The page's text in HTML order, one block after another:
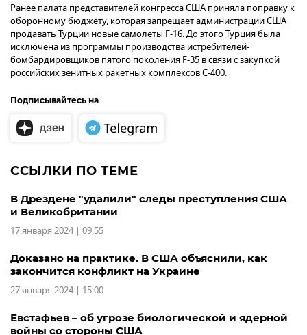
Ранее палата представителей конгресса США приняла поправку к
оборонному бюджету, которая запрещает администрации США
продавать Турции новые самолеты F-16. До этого Турция была
исключена из программы производства истребителей-
бомбардировщиков пятого поколения F-35 в связи с закупкой
российских зенитных ракетных комплексов С-400.
Подписывайтесь на
ССЫЛКИ ПО ТЕМЕ
В Дрездене "удалили" следы преступления США
и Великобритании
17 января 2024 | 09:55
Доказано на практике. В США объяснили, как
закончится конфликт на Украине
27 января 2024 | 15:00
Евстафьев – об угрозе биологической и ядерной
войны со стороны США